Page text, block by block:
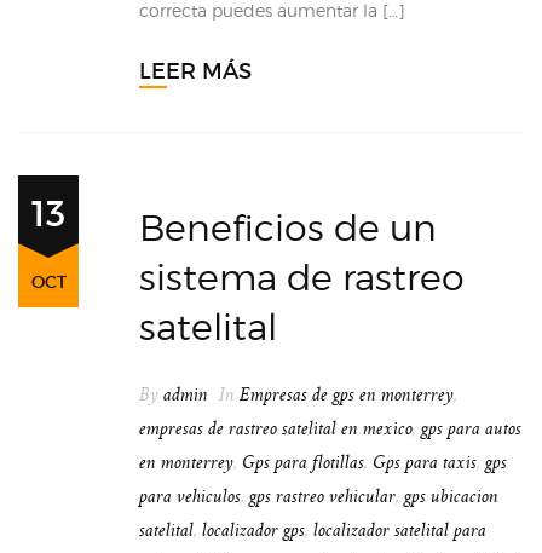
correcta puedes aumentar la […]
LEER MÁS
13
OCT
Beneficios de un
sistema de rastreo
satelital
By admin In Empresas de gps en monterrey,
empresas de rastreo satelital en mexico, gps para autos
en monterrey, Gps para flotillas, Gps para taxis, gps
para vehiculos, gps rastreo vehicular, gps ubicacion
satelital, localizador gps, localizador satelital para